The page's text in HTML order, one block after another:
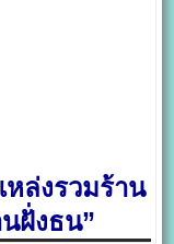
ล่งรวมร้าน
ฝั่งธน”